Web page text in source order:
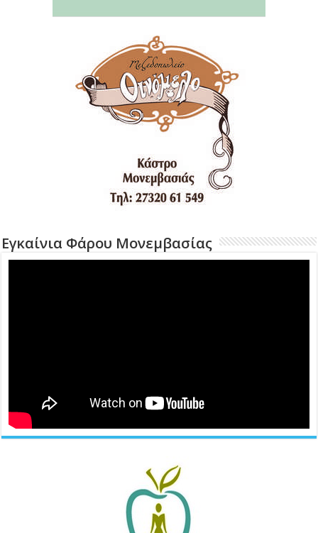
Εγκαίνια Φάρου Μονεμβασίας